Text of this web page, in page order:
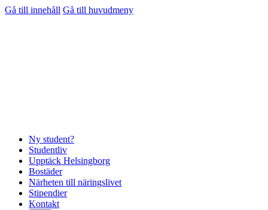
Gå till innehåll Gå till huvudmeny
Ny student?
Studentliv
Upptäck Helsingborg
Bostäder
Närheten till näringslivet
Stipendier
Kontakt